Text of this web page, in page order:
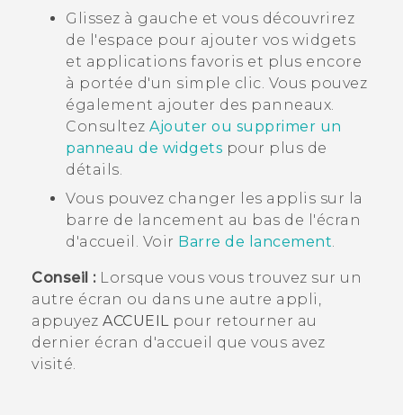
Glissez à gauche et vous découvrirez
de l'espace pour ajouter vos widgets
et applications favoris et plus encore
à portée d'un simple clic. Vous pouvez
également ajouter des panneaux.
Consultez Ajouter ou supprimer un
panneau de widgets pour plus de
détails.
Vous pouvez changer les applis sur la
barre de lancement au bas de l'écran
d'accueil . Voir Barre de lancement.
Conseil :Lorsque vous vous trouvez sur un
autre écran ou dans une autre appli,
appuyez ACCUEILpour retourner au
dernier écran d'accueil
que vous avez
visité.